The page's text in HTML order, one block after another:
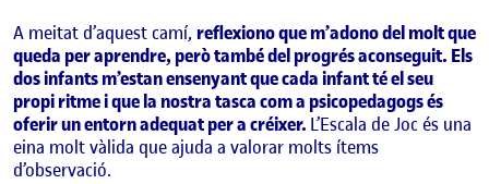
A meitat d’aquest camí, reflexiono que m’adono del molt que
queda per aprendre, però també del progrés aconseguit. Els
dos infants m’estan ensenyant que cada infant té el seu
propi ritme i que la nostra tasca com a psicopedagogs és
oferir un entorn adequat per a créixer. L’Escala de Joc és una
eina molt vàlida que ajuda a valorar molts ítems
d’observació.